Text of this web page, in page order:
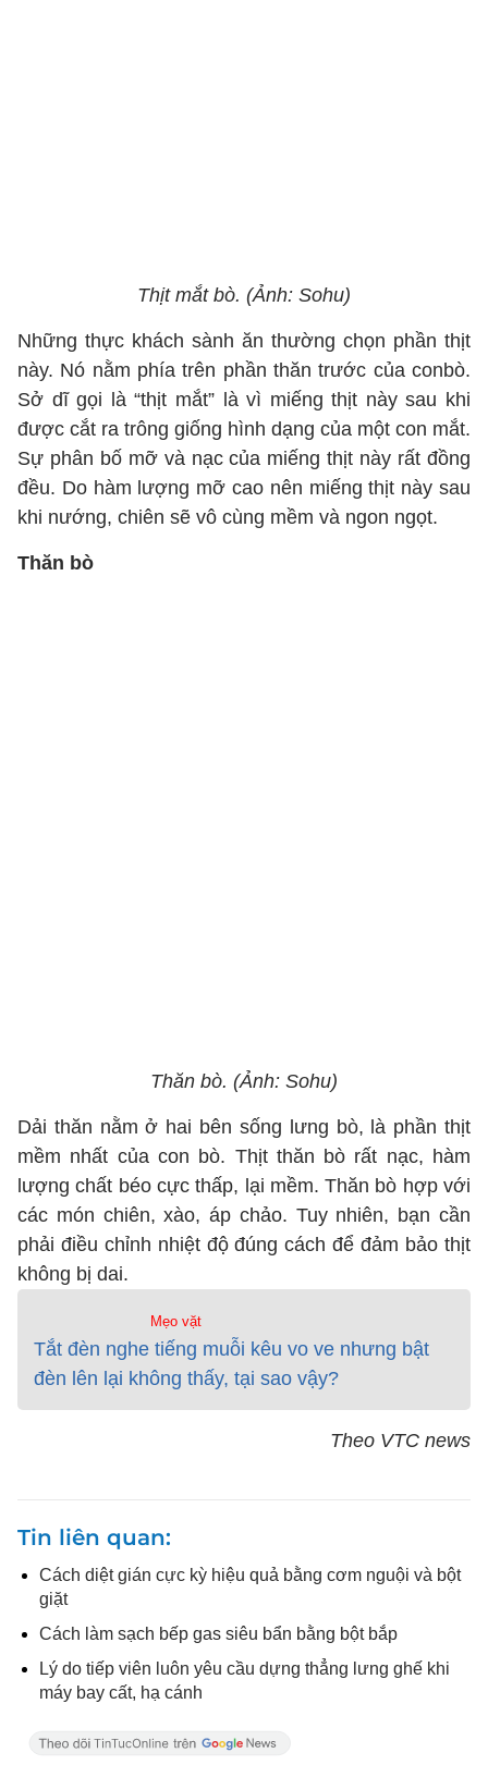
Thịt mắt bò. (Ảnh: Sohu)
Những thực khách sành ăn thường chọn phần thịt
này. Nó nằm phía trên phần thăn trước của conbò.
Sở dĩ gọi là “thịt mắt” là vì miếng thịt này sau khi
được cắt ra trông giống hình dạng của một con mắt.
Sự phân bố mỡ và nạc của miếng thịt này rất đồng
đều. Do hàm lượng mỡ cao nên miếng thịt này sau
khi nướng, chiên sẽ vô cùng mềm và ngon ngọt.
Thăn bò
Thăn bò. (Ảnh: Sohu)
Dải thăn nằm ở hai bên sống lưng bò, là phần thịt
mềm nhất của con bò. Thịt thăn bò rất nạc, hàm
lượng chất béo cực thấp, lại mềm. Thăn bò hợp với
các món chiên, xào, áp chảo. Tuy nhiên, bạn cần
phải điều chỉnh nhiệt độ đúng cách để đảm bảo thịt
không bị dai.
Mẹo vặt
Tắt đèn nghe tiếng muỗi kêu vo ve nhưng bật
đèn lên lại không thấy, tại sao vậy?
Theo VTC news
Tin liên quan
Cách diệt gián cực kỳ hiệu quả bằng cơm nguội và bột
giặt
Cách làm sạch bếp gas siêu bẩn bằng bột bắp
Lý do tiếp viên luôn yêu cầu dựng thẳng lưng ghế khi
máy bay cất, hạ cánh